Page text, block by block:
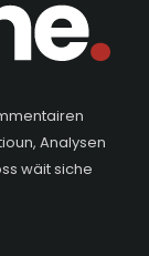
Analysen
wäit siche